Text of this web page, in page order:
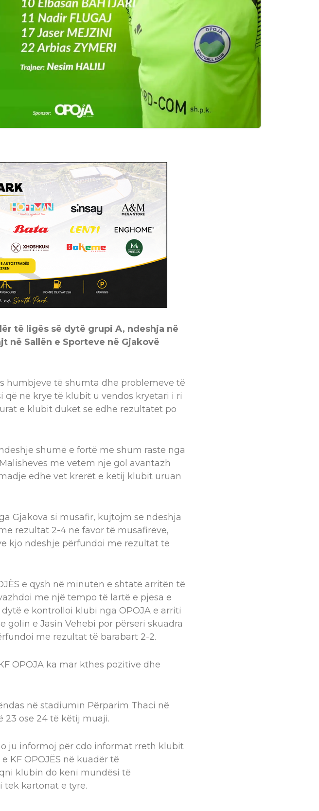
të ligës së dytë grupi A, ndeshja në
në Sallën e Sporteve në Gjakovë
humbjeve të shumta dhe problemeve të
që në krye të klubit u vendos kryetari i ri
e klubit duket se edhe rezultatet po
shumë e fortë me shum raste nga
me vetëm një gol avantazh
edhe vet krerët e këtij klubit uruan
Gjakova si musafir, kujtojm se ndeshja
rezultat 2-4 në favor të musafirëve,
kjo ndeshje përfundoi me rezultat të
e qysh në minutën e shtatë arritën të
me një tempo të lartë e pjesa e
e kontrolloi klubi nga OPOJA e arriti
golin e Jasin Vehebi por përseri skuadra
me rezultat të barabart 2-2.
OPOJA ka mar kthes pozitive dhe
në stadiumin Përparim Thaci në
23 ose 24 të këtij muaji.
ju informoj për cdo informat rreth klubit
KF OPOJËS në kuadër të
klubin do keni mundësi të
tek kartonat e tyre.